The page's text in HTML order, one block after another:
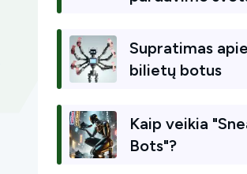
Supratimas apie
bilietų botus
Kaip veikia
Bots"?